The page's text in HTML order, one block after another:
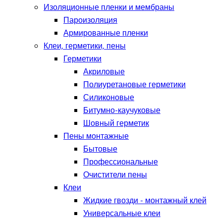
Изоляционные пленки и мембраны
Пароизоляция
Армированные пленки
Клеи, герметики, пены
Герметики
Акриловые
Полиуретановые герметики
Силиконовые
Битумно-каучуковые
Шовный герметик
Пены монтажные
Бытовые
Профессиональные
Очистители пены
Клеи
Жидкие гвозди - монтажный клей
Универсальные клеи